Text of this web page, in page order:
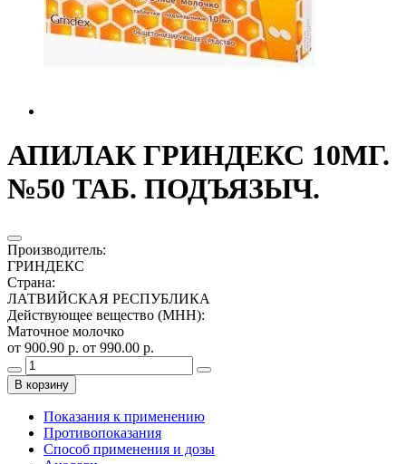
АПИЛАК ГРИНДЕКС 10МГ.
№50 ТАБ. ПОДЪЯЗЫЧ.
Производитель:
ГРИНДЕКС
Страна:
ЛАТВИЙСКАЯ РЕСПУБЛИКА
Действующее вещество (МНН):
Маточное молочко
от 900.90 р. от 990.00 р.
В корзину
Показания к применению
Противопоказания
Способ применения и дозы